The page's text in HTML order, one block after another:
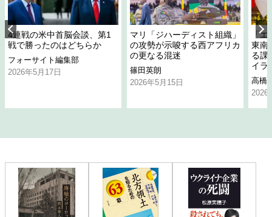
4連戦の米中首脳会談、第1
戦で勝ったのはどちらか
フォーサイト編集部
2026年5月17日
マリ「ジハーディスト組織」
の攻勢が示唆する西アフリカ
の更なる混迷
篠田英朗
2026年5月15日
「
東南
る課
イラ
高橋
2026